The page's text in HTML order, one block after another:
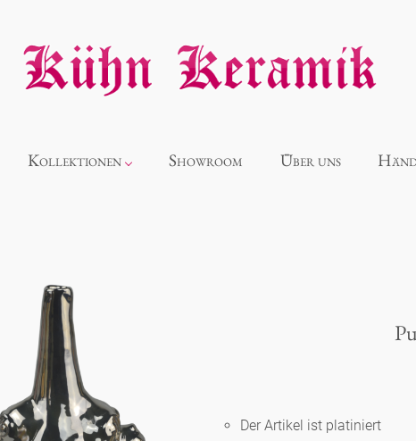
Kollektionen
Panthéon
Souvenir
Showroom Über uns
Der Artikel ist platiniert